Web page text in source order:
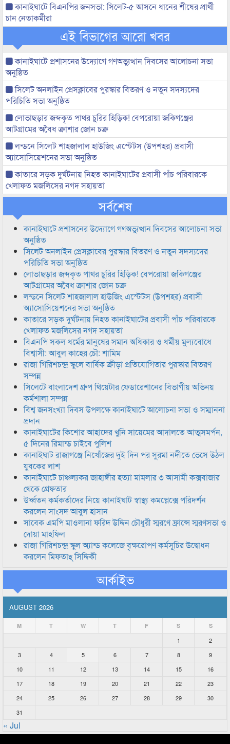
কানাইঘাটে বিএনপির জনসভা: সিলেট-৫ আসনে ধানের শীষের প্রার্থী
চান নেতাকর্মীরা
এই বিভাগের আরো খবর
কানাইঘাটে প্রশাসনের উদ্যোগে গণঅভ্যুত্থান দিবসের আলোচনা সভা
অনুষ্ঠিত
সিলেট অনলাইন প্রেসক্লাবের পুরস্কার বিতরণ ও নতুন সদস্যদের
পরিচিতি সভা অনুষ্ঠিত
লোভাছড়ার জব্দকৃত পাথর চুরির হিড়িক! বেপরোয়া জকিগঞ্জের
আটগ্রামের অবৈধ ক্রাশার জোন চক্র
লন্ডনে সিলেট শাহজালাল হাউজিং এস্টেটস (উপশহর) প্রবাসী
অ্যাসোসিয়েশনের সভা অনুষ্ঠিত
কাতারে সড়ক দুর্ঘটনায় নিহত কানাইঘাটের প্রবাসী পাঁচ পরিবারকে
খেলাফত মজলিসের নগদ সহায়তা
সর্বশেষ
কানাইঘাটে প্রশাসনের উদ্যোগে গণঅভ্যুত্থান দিবসের আলোচনা সভা
অনুষ্ঠিত
সিলেট অনলাইন প্রেসক্লাবের পুরস্কার বিতরণ ও নতুন সদস্যদের
পরিচিতি সভা অনুষ্ঠিত
লোভাছড়ার জব্দকৃত পাথর চুরির হিড়িক! বেপরোয়া জকিগঞ্জের
আটগ্রামের অবৈধ ক্রাশার জোন চক্র
লন্ডনে সিলেট শাহজালাল হাউজিং এস্টেটস (উপশহর) প্রবাসী
অ্যাসোসিয়েশনের সভা অনুষ্ঠিত
কাতারে সড়ক দুর্ঘটনায় নিহত কানাইঘাটের প্রবাসী পাঁচ পরিবারকে
খেলাফত মজলিসের নগদ সহায়তা
বিএনপি সকল ধর্মের মানুষের সমান অধিকার ও ধর্মীয় মুল্যবোধে
বিশ্বাসী: আবুল কাহের চৌ: শামিম
রাজা গিরিশচন্দ্র স্কুলে বার্ষিক ক্রীড়া প্রতিযোগিতার পুরস্কার বিতরণ
সম্পন্ন
সিলেটে বাংলাদেশ গ্রুপ থিয়েটার ফেডারেশানের বিভাগীয় অভিনয়
কর্মশালা সম্পন্ন
বিশ্ব জনসংখ্যা দিবস উপলক্ষে কানাইঘাটে আলোচনা সভা ও সম্মাননা
প্রদান
কানাইঘাটের কিশোর আহাদের খুনি সায়েমের আদালতে আত্মসমর্পন,
৫ দিনের রিমান্ড চাইবে পুলিশ
কানাইঘাট রাজাগঞ্জে নিখোঁজের দুই দিন পর সুরমা নদীতে ভেসে উঠল
যুবকের লাশ
কানাইঘাটে চাঞ্চল্যকর জাহাঙ্গীর হত্যা মামলার ৩ আসামী কক্সবাজার
থেকে গ্রেফতার
উর্ধ্বতন কর্মকর্তাদের নিয়ে কানাইঘাট স্বাস্থ্য কমপ্লেক্সে পরিদর্শন
করলেন সাংসদ আবুল হাসান
সাবেক এমপি মাওলানা ফরিদ উদ্দিন চৌধুরী স্মরণে ফ্রান্সে স্মরণসভা ও
দোয়া মাহফিল
রাজা গিরিশচন্দ্র স্কুল অ্যান্ড কলেজে বৃক্ষরোপণ কর্মসূচির উদ্বোধন
করলেন মিফতাহ্ সিদ্দিকী
আর্কাইভ
AUGUST 2026
M T W T F S S
1
2
3
4 5 6 7 8
9
10
11 12 13 14 15
16
17
18 19 20 21 22
23
24
25 26 27 28 29
30
31
« Jul